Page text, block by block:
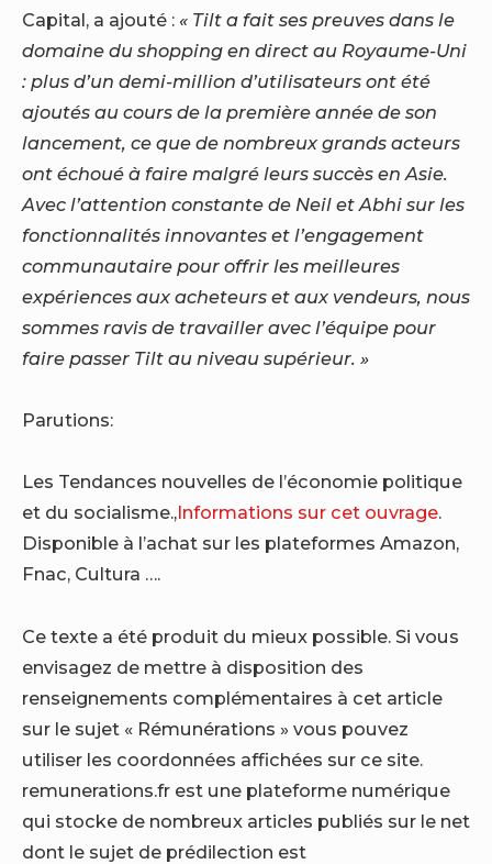
Capital, a ajouté : « Tilt a fait ses preuves dans le
domaine du shopping en direct au Royaume-Uni
: plus d’un demi-million d’utilisateurs ont été
ajoutés au cours de la première année de son
lancement, ce que de nombreux grands acteurs
ont échoué à faire malgré leurs succès en Asie.
Avec l’attention constante de Neil et Abhi sur les
fonctionnalités innovantes et l’engagement
communautaire pour offrir les meilleures
expériences aux acheteurs et aux vendeurs, nous
sommes ravis de travailler avec l’équipe pour
faire passer Tilt au niveau supérieur. »
Parutions:
Les Tendances nouvelles de l’économie politique
et du socialisme.,Informations sur cet ouvrage.
Disponible à l’achat sur les plateformes Amazon,
Fnac, Cultura ….
Ce texte a été produit du mieux possible. Si vous
envisagez de mettre à disposition des
renseignements complémentaires à cet article
sur le sujet « Rémunérations » vous pouvez
utiliser les coordonnées affichées sur ce site.
remunerations.fr est une plateforme numérique
qui stocke de nombreux articles publiés sur le net
dont le sujet de prédilection est